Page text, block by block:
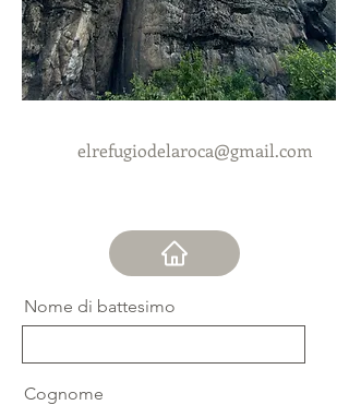
Suesca Cundinamarca
3134730653
elrefugiodelaroca@gmail.com
Nome di battesimo
Cognome